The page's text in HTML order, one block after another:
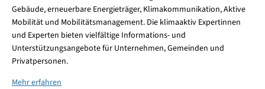
Gebäude, erneuerbare Energieträger, Klimakommunikation, Aktive
Mobilität und Mobilitätsmanagement. Die klimaaktiv Expertinnen
und Experten bieten vielfältige Informations- und
Unterstützungsangebote für Unternehmen, Gemeinden und
Privatpersonen.
Mehr erfahren